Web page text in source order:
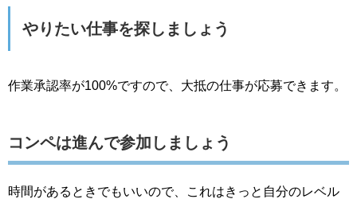
やりたい仕事を探しましょう
作業承認率が100%ですので、大抵の仕事が応募できます。
コンペは進んで参加しましょう
時間があるときでもいいので、これはきっと自分のレベル